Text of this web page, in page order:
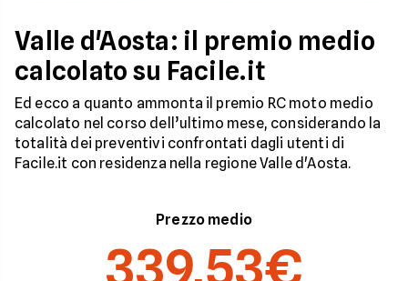
Valle d'Aosta: il premio medio
calcolato su Facile.it
Ed ecco a quanto ammonta il premio RC moto medio
calcolato nel corso dell’ultimo mese, considerando la
totalità dei preventivi confrontati dagli utenti di
Facile.it con residenza nella regione Valle d'Aosta.
Prezzo medio
339,53€